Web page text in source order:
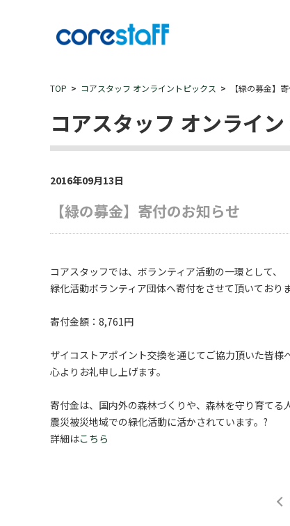
TOP コアスタッフ オンライントピックス 【緑の募金】
コアスタッフ オンライ
2016年09月13日
【緑の募金】寄付のお知らせ
コアスタッフでは、ボランティア活動の一環として、
緑化活動ボランティア団体へ寄付をさせて頂いておりま
寄付金額：8,761円
ザイコストアポイント交換を通じてご協力頂いた皆様へ
心よりお礼申し上げます。
寄付金は、国内外の森林づくりや、森林を守り育てる
震災被災地域での緑化活動に活かされています。?
詳細はこちら